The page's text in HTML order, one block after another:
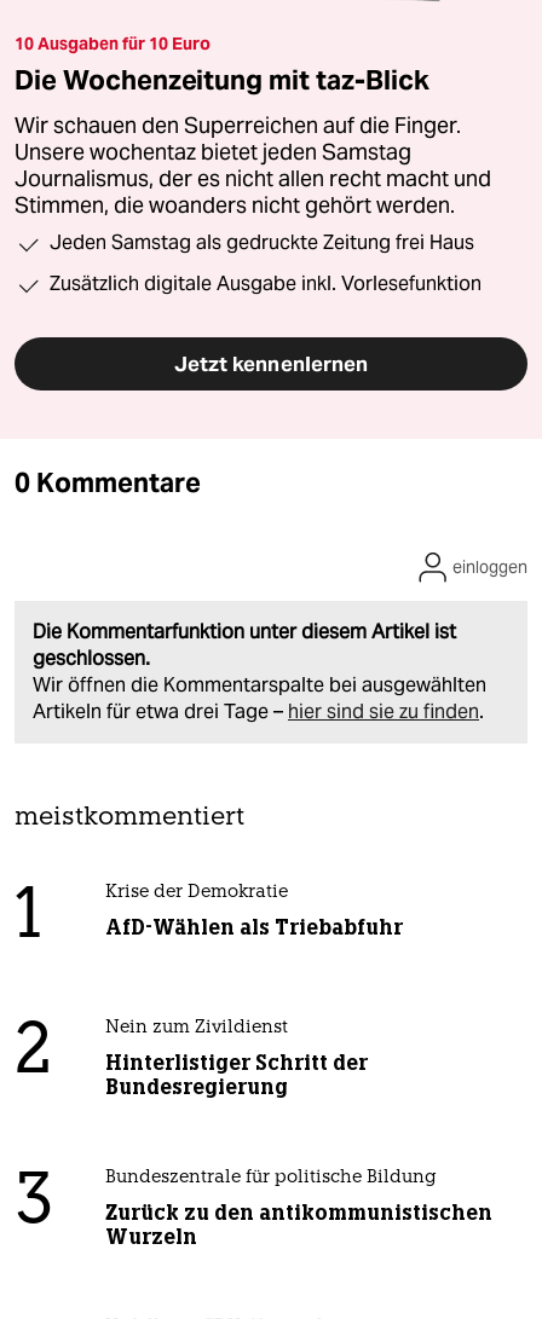
10 Ausgaben für 10 Euro
Die Wochenzeitung mit taz-Blick
Wir schauen den Superreichen auf die Finger.
Unsere wochentaz bietet jeden Samstag
Journalismus, der es nicht allen recht macht und
Stimmen, die woanders nicht gehört werden.
Jeden Samstag als gedruckte Zeitung frei Haus
Zusätzlich digitale Ausgabe inkl. Vorlesefunktion
Jetzt kennenlernen
0 Kommentare
Die Kommentarfunktion unter diesem Artikel ist
geschlossen.
Wir öffnen die Kommentarspalte bei ausgewählten
Artikeln für etwa drei Tage – hier sind sie zu finden.
einloggen
meistkommentiert
1 Krise der Demokratie
AfD-Wählen als Triebabfuhr
2 Nein zum Zivildienst
Hinterlistiger Schritt der
Bundesregierung
3 Bundeszentrale für politische Bildung
Zurück zu den antikommunistischen
Wurzeln